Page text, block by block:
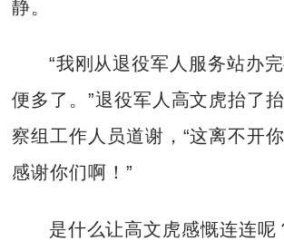
静。
“我刚从退役军人服务站办
便多了。”退役军人高文虎抬了
察组工作人员道谢，“这离不开
感谢你们啊！”
是什么让高文虎感慨连连呢